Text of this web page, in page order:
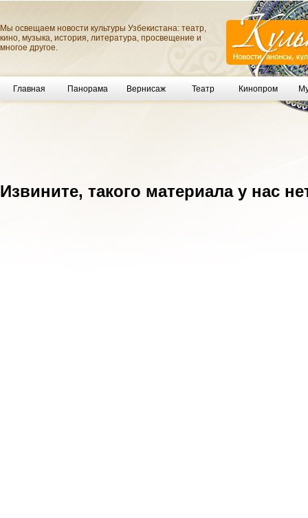
Мы освещаем новости культуры Узбекистана: театр,
кино, музыка, история, литература, просвещение и
многое другое.
Главная Панорама Вернисаж Театр Кинопром
Извините, такого материала у нас